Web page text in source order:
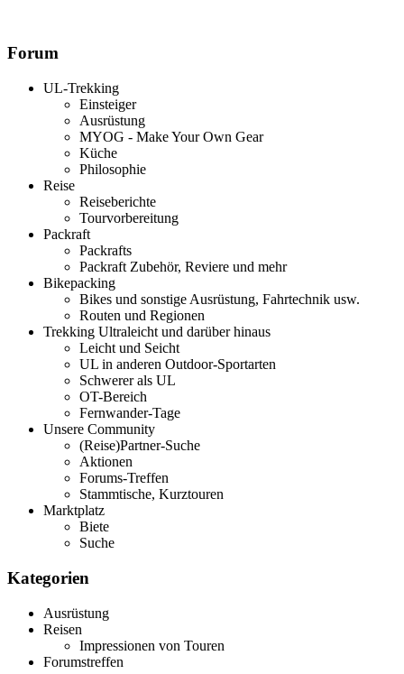
Forum
UL-Trekking
Einsteiger
Ausrüstung
MYOG - Make Your Own Gear
Küche
Philosophie
Reise
Reiseberichte
Tourvorbereitung
Packraft
Packrafts
Packraft Zubehör, Reviere und mehr
Bikepacking
Bikes und sonstige Ausrüstung, Fahrtechnik usw.
Routen und Regionen
Trekking Ultraleicht und darüber hinaus
Leicht und Seicht
UL in anderen Outdoor-Sportarten
Schwerer als UL
OT-Bereich
Fernwander-Tage
Unsere Community
(Reise)Partner-Suche
Aktionen
Forums-Treffen
Stammtische, Kurztouren
Marktplatz
Biete
Suche
Kategorien
Ausrüstung
Reisen
Impressionen von Touren
Forumstreffen